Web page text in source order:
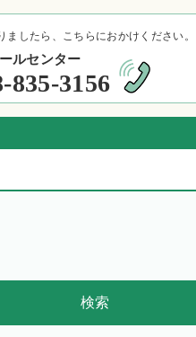
ましたら、こちらにおかけください。
ルセンター
835-3156
検索